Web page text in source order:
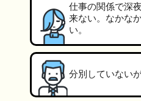
仕事の関係で深
来ない。なかな
い。
分別していない